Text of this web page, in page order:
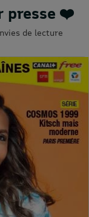
presse ❤️
de lecture